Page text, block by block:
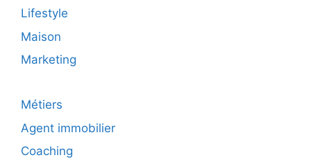
Lifestyle
Maison
Marketing
Métiers
Agent immobilier
Coaching